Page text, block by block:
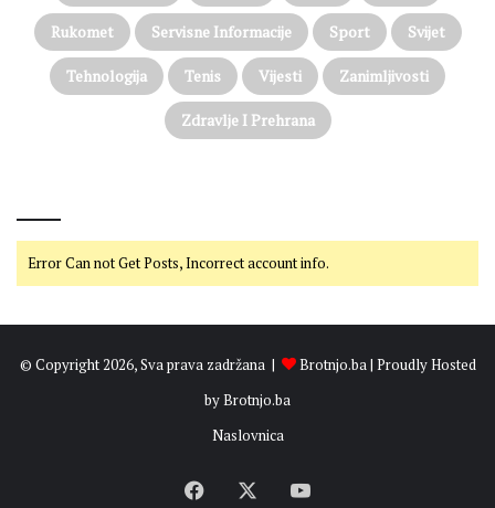
Rukomet Servisne Informacije Sport Svijet
Tehnologija Tenis Vijesti Zanimljivosti
Zdravlje I Prehrana
Error Can not Get Posts, Incorrect account info.
© Copyright 2026, Sva prava zadržana | Brotnjo.ba| Proudly Hosted
byBrotnjo.ba
Naslovnica
Facebook YouTube